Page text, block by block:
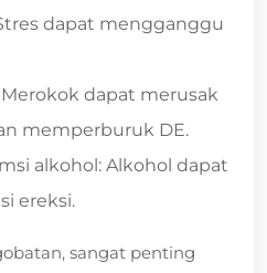
dapat mengganggu
dapat merusak
memperburuk DE.
alkohol: Alkohol dapat
ereksi.
sangat penting